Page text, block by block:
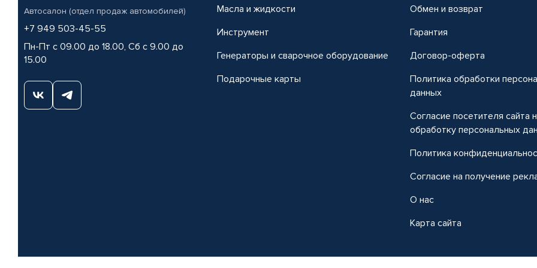
Автосалон (отдел продаж автомобилей)
+7 949 503-45-55
Пн-Пт с 09.00 до 18.00, Сб с 9.00 до
15.00
Масла и жидкости
Инструмент
Генераторы и сварочное оборудование
Подарочные карты
Обмен и возврат
Гарантия
Договор-оферта
Политика обработки
данных
Согласие посетителя сайта
обработку персональных
Политика
Согласие на получение
О нас
Карта сайта